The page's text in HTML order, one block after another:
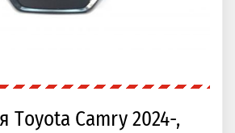
Toyota Camry 2024-,